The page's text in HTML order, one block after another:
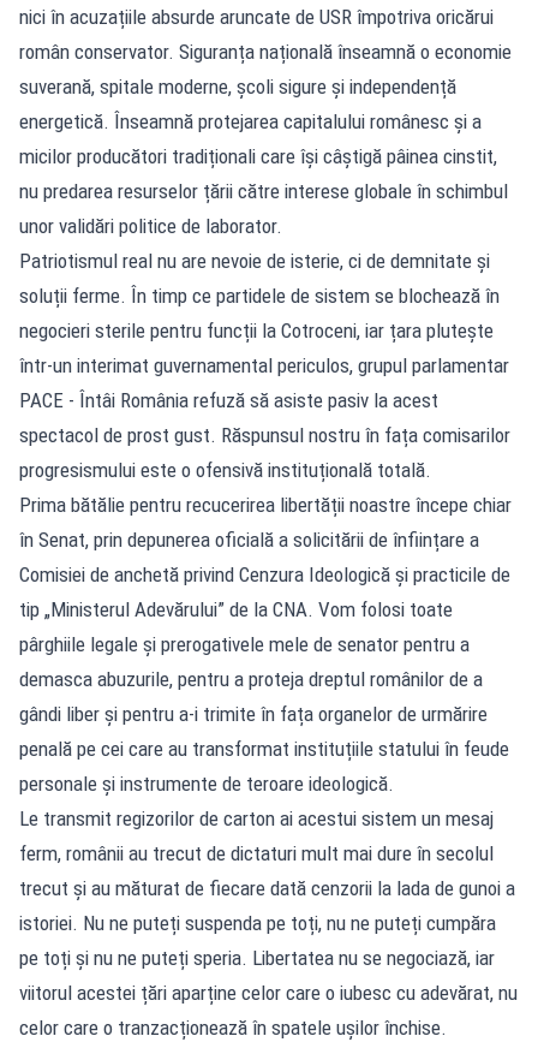
nici în acuzațiile absurde aruncate de USR împotriva oricărui
român conservator. Siguranța națională înseamnă o economie
suverană, spitale moderne, școli sigure și independență
energetică. Înseamnă protejarea capitalului românesc și a
micilor producători tradiționali care își câștigă pâinea cinstit,
nu predarea resurselor țării către interese globale în schimbul
unor validări politice de laborator.
Patriotismul real nu are nevoie de isterie, ci de demnitate și
soluții ferme. În timp ce partidele de sistem se blochează în
negocieri sterile pentru funcții la Cotroceni, iar țara plutește
într-un interimat guvernamental periculos, grupul parlamentar
PACE - Întâi România refuză să asiste pasiv la acest
spectacol de prost gust. Răspunsul nostru în fața comisarilor
progresismului este o ofensivă instituțională totală.
Prima bătălie pentru recucerirea libertății noastre începe chiar
în Senat, prin depunerea oficială a solicitării de înființare a
Comisiei de anchetă privind Cenzura Ideologică și practicile de
tip „Ministerul Adevărului” de la CNA. Vom folosi toate
pârghiile legale și prerogativele mele de senator pentru a
demasca abuzurile, pentru a proteja dreptul românilor de a
gândi liber și pentru a-i trimite în fața organelor de urmărire
penală pe cei care au transformat instituțiile statului în feude
personale și instrumente de teroare ideologică.
Le transmit regizorilor de carton ai acestui sistem un mesaj
ferm, românii au trecut de dictaturi mult mai dure în secolul
trecut și au măturat de fiecare dată cenzorii la lada de gunoi a
istoriei. Nu ne puteți suspenda pe toți, nu ne puteți cumpăra
pe toți și nu ne puteți speria. Libertatea nu se negociază, iar
viitorul acestei țări aparține celor care o iubesc cu adevărat, nu
celor care o tranzacționează în spatele ușilor închise.